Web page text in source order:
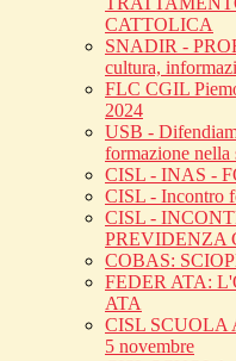
CATTOLICA
SNADIR -
cultura,
FLC CGIL
2024
USB -
formazione nella
CISL - INAS -
CISL - Incontro
CISL -
PREVIDENZA
COBAS:
FEDER ATA:
ATA
CISL SCUOLA
5 novembre